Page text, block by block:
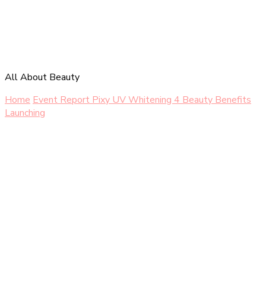
All About Beauty
Home Event Report Pixy UV Whitening 4 Beauty Benefits
Launching